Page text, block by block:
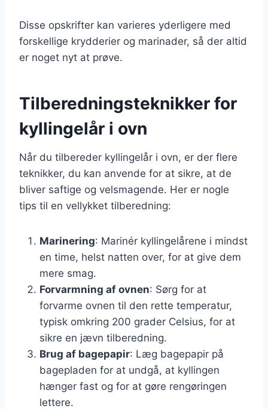
Disse opskrifter kan varieres yderligere med
forskellige krydderier og marinader, så der altid
er noget nyt at prøve.
Tilberedningsteknikker for
kyllingelår i ovn
Når du tilbereder kyllingelår i ovn, er der flere
teknikker, du kan anvende for at sikre, at de
bliver saftige og velsmagende. Her er nogle
tips til en vellykket tilberedning:
Marinering: Marinér kyllingelårene i mindst
en time, helst natten over, for at give dem
mere smag.
Forvarmning af ovnen: Sørg for at
forvarme ovnen til den rette temperatur,
typisk omkring 200 grader Celsius, for at
sikre en jævn tilberedning.
Brug af bagepapir: Læg bagepapir på
bagepladen for at undgå, at kyllingen
hænger fast og for at gøre rengøringen
lettere.